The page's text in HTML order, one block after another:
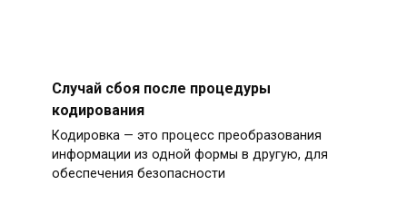
Случай сбоя после процедуры
кодирования
Кодировка — это процесс преобразования
информации из одной формы в другую, для
обеспечения безопасности